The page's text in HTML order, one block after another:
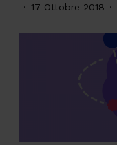
17 Ottobre 2018